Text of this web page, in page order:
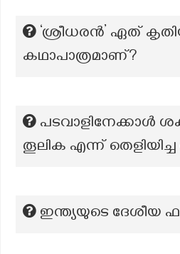
‘ശ്രീധരൻ’ ഏത്
കഥാപാത്രമാണ്?
പടവാളിനേക്കാൾ
തൂലിക എന്ന് തെളിയിച്ച
ഇന്ത്യയുടെ ദേശീയ